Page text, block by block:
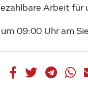
Arbeit für
09:00 Uhr am